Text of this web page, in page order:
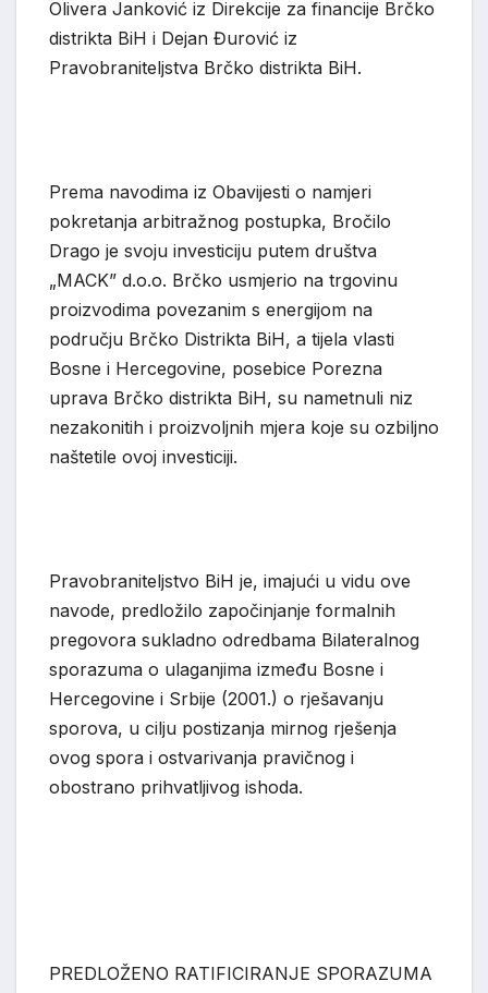
Olivera Janković iz Direkcije za financije Brčko
distrikta BiH i Dejan Đurović iz
Pravobraniteljstva Brčko distrikta BiH.
Prema navodima iz Obavijesti o namjeri
pokretanja arbitražnog postupka, Bročilo
Drago je svoju investiciju putem društva
„MACK” d.o.o. Brčko usmjerio na trgovinu
proizvodima povezanim s energijom na
području Brčko Distrikta BiH, a tijela vlasti
Bosne i Hercegovine, posebice Porezna
uprava Brčko distrikta BiH, su nametnuli niz
nezakonitih i proizvoljnih mjera koje su ozbiljno
naštetile ovoj investiciji.
Pravobraniteljstvo BiH je, imajući u vidu ove
navode, predložilo započinjanje formalnih
pregovora sukladno odredbama Bilateralnog
sporazuma o ulaganjima između Bosne i
Hercegovine i Srbije (2001.) o rješavanju
sporova, u cilju postizanja mirnog rješenja
ovog spora i ostvarivanja pravičnog i
obostrano prihvatljivog ishoda.
PREDLOŽENO RATIFICIRANJE SPORAZUMA